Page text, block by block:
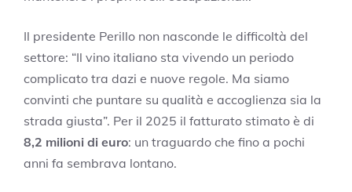
Il presidente Perillo non nasconde le difficoltà del
settore: “Il vino italiano sta vivendo un periodo
complicato tra dazi e nuove regole. Ma siamo
convinti che puntare su qualità e accoglienza sia la
strada giusta”. Per il 2025 il fatturato stimato è di
8,2 milioni di euro: un traguardo che fino a pochi
anni fa sembrava lontano.